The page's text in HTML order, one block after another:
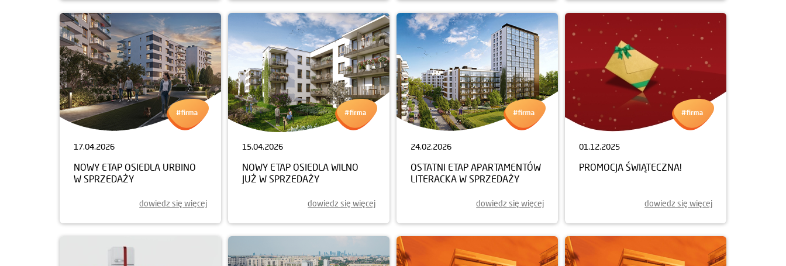
17.04.2026
NOWY ETAP OSIEDLA URBINO
W SPRZEDAŻY
dowiedz się więcej
15.04.2026
NOWY ETAP OSIEDLA WILNO
JUŻ W SPRZEDAŻY
dowiedz się więcej
24.02.2026
OSTATNI ETAP APARTAMENTÓW
LITERACKA W SPRZEDAŻY
dowiedz się więcej
01.12.2025
PROMOCJA ŚWIĄTECZNA!
dowiedz się więcej